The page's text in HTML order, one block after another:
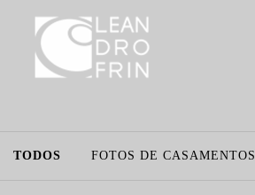
TODOS FOTOS DE CASAMENTOS